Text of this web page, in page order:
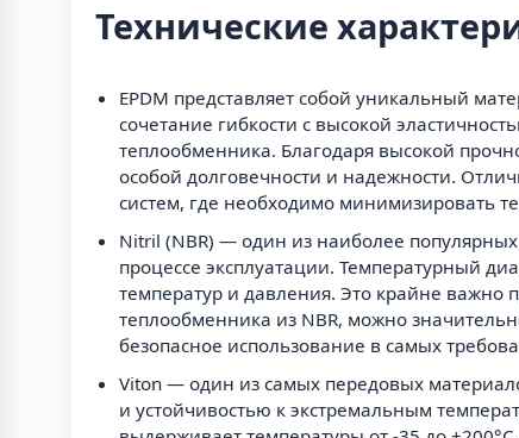
Технические
EPDM представляет собой уникальный
сочетание гибкости с высокой
теплообменника. Благодаря высокой
особой долговечности и надежности.
систем, где необходимо минимизировать
Nitril (NBR) — один из наиболее
процессе эксплуатации. Температурный
температур и давления. Это крайне важно
теплообменника из NBR, можно
безопасное использование в самых
Viton — один из самых передовых
и устойчивостью к экстремальным